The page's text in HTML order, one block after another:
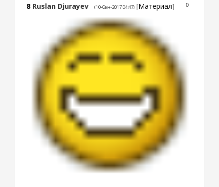
0
8 Ruslan Djurayev (10-Сен-2017 04:47) [Материал]